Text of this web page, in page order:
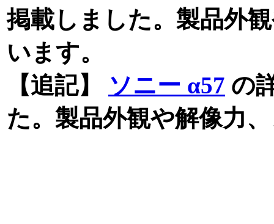
掲載しました。製品外
います。
【追記】 ソニー α57 の
た。製品外観や解像力